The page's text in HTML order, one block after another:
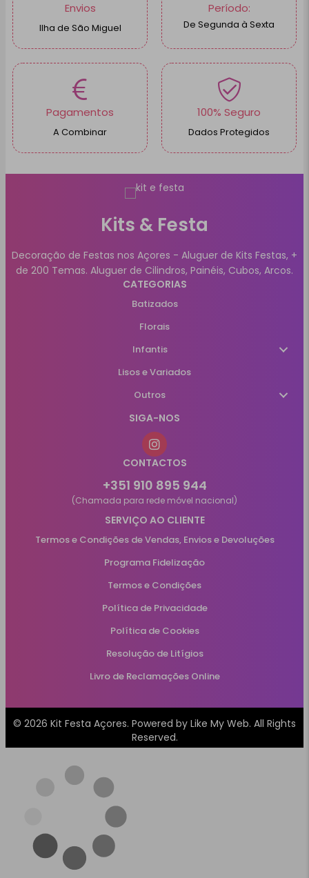
Envios
Ilha de São Miguel
Período:
De Segunda à Sexta
Pagamentos
A Combinar
100% Seguro
Dados Protegidos
Kits & Festa
Decoração de Festas nos Açores - Aluguer de Kits Festas, +
de 200 Temas. Aluguer de Cilindros, Painéis, Cubos, Arcos.
CATEGORIAS
Batizados
Florais
Infantis
Lisos e Variados
Outros
SIGA-NOS
CONTACTOS
+351 910 895 944
(Chamada para rede móvel nacional)
SERVIÇO AO CLIENTE
Termos e Condições de Vendas, Envios e Devoluções
Programa Fidelização
Termos e Condições
Política de Privacidade
Política de Cookies
Resolução de Litígios
Livro de Reclamações Online
© 2026 Kit Festa Açores. Powered by Like My Web. All Rights
Reserved.